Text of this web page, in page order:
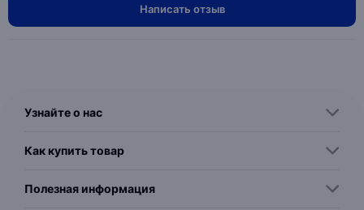
Написать отзыв
Узнайте о нас
Как купить товар
Полезная информация